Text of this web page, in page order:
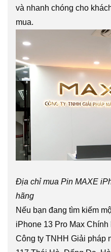
và nhanh chóng cho
mua.
Địa chỉ mua Pin MAXE
hãng
Nếu bạn đang tìm kiếm
iPhone 13 Pro Max
Công ty TNHH Giải pháp